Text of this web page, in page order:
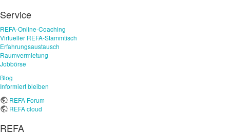
Service
REFA-Online-Coaching
Virtueller REFA-Stammtisch
Erfahrungsaustausch
Raumvermietung
Jobbörse
Blog
Informiert bleiben
REFA Forum
REFA cloud
REFA